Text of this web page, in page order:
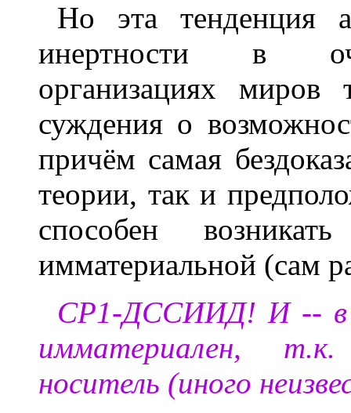
Но эта тенденция
инертности в
организациях
суждения о
причём самая
теории, так и
способен
имматериальной (сам
СР1-ДССИИД! И -- в
имматериален,
носитель (иного